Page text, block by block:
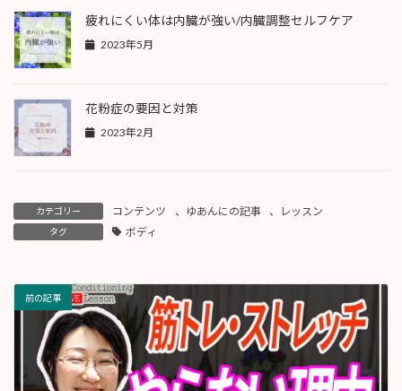
疲れにくい体は内臓が強い/内臓調整セルフケア
2023年5月
花粉症の要因と対策
2023年2月
カテゴリー コンテンツ 、 ゆあんにの記事 、 レッスン
タグ ボディ
前の記事